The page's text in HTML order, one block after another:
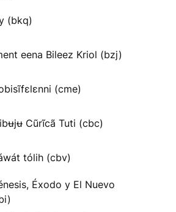
(bkq)
eena Bileez Kriol (bzj)
(cme)
Cũrĩcã Tuti (cbc)
tólih (cbv)
Éxodo y El Nuevo